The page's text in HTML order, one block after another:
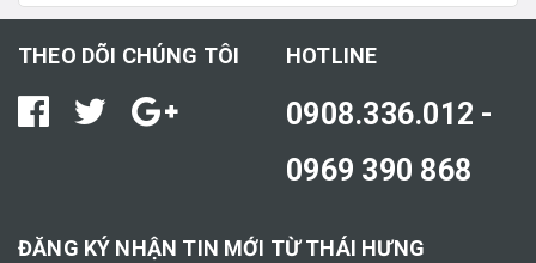
THEO DÕI CHÚNG TÔI HOTLINE
0908.336.012 -
0969 390 868
ĐĂNG KÝ NHẬN TIN MỚI TỪ THÁI HƯNG